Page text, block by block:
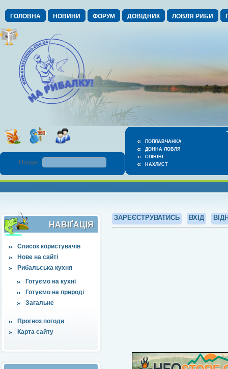
ГОЛОВНА НОВИНИ ФОРУМ ДОВІДНИК ЛОВЛЯ РИБИ
ПОПЛАВЧАНКА
ДОННА ЛОВЛЯ
СПІНІНГ
НАХЛИСТ
Пошук :
НАВІҐАЦІЯ
Список користувачів
Нове на сайті
Рибальська кухня
Готуємо на кухні
Готуємо на природі
Загальне
Прогноз погоди
Карта сайту
ЗАРЕЄСТРУВАТИСЬ ВХІД